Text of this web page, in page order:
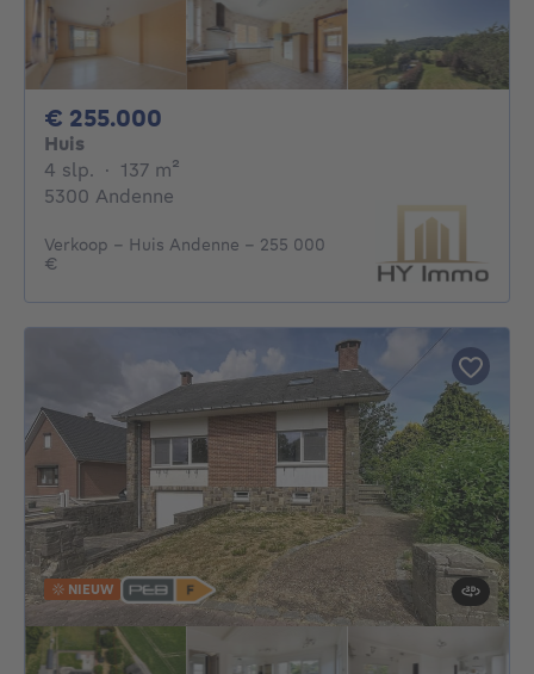
€ 255.000
Huis
4 slp. 4 slaapkamers
· 137 m²
5300 Andenne
Verkoop - Huis Andenne - 255 000
€
NIEUW